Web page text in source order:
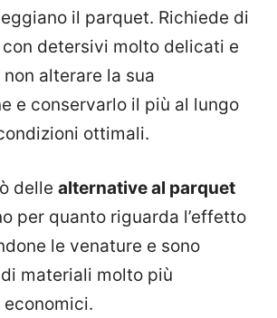
il parquet. Richiede di
detersivi molto delicati e
alterare la sua
e conservarlo il più al lungo
ottimali.
delle alternative al parquet
per quanto riguarda l’effetto
le venature e sono
materiali molto più